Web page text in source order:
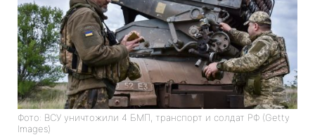
Фото: ВСУ уничтожили 4 БМП, транспорт и солдат РФ (Getty
Images)